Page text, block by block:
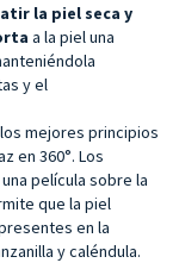
la piel seca y
a la piel una
y el
mejores principios
en 360°. Los
película sobre la
que la piel
en la
y caléndula.